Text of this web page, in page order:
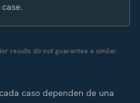
results do not guarantee a similar
caso dependen de una